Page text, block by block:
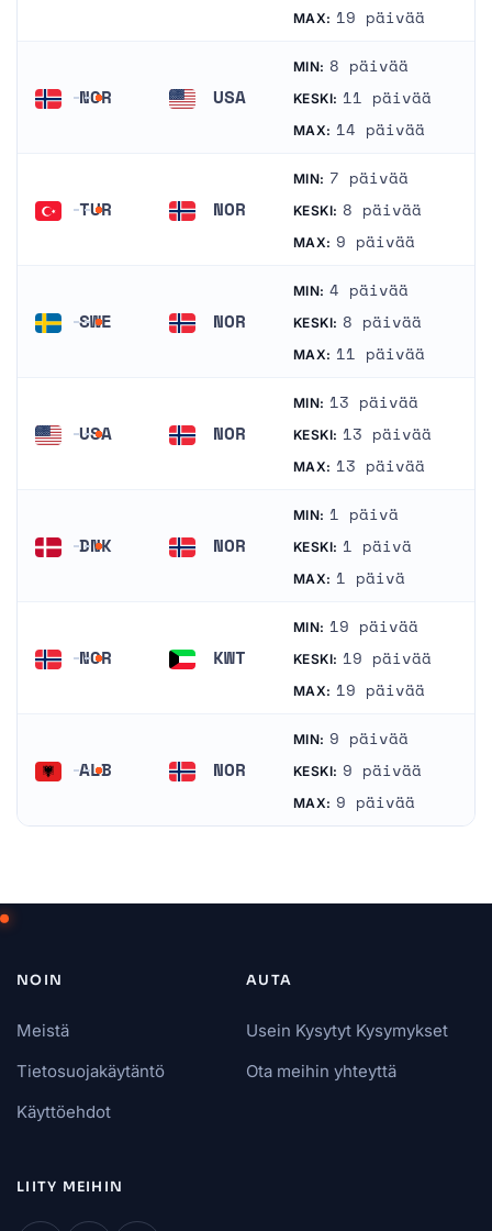
MAX: 19 päivää
NOR USA
MIN: 8 päivää
KESKI: 11 päivää
MAX: 14 päivää
TUR NOR
MIN: 7 päivää
KESKI: 8 päivää
MAX: 9 päivää
SWE NOR
MIN: 4 päivää
KESKI: 8 päivää
MAX: 11 päivää
USA NOR
MIN: 13 päivää
KESKI: 13 päivää
MAX: 13 päivää
DNK NOR
MIN: 1 päivä
KESKI: 1 päivä
MAX: 1 päivä
NOR KWT
MIN: 19 päivää
KESKI: 19 päivää
MAX: 19 päivää
ALB NOR
MIN: 9 päivää
KESKI: 9 päivää
MAX: 9 päivää
NOIN
Meistä
Tietosuojakäytäntö
Käyttöehdot
AUTA
Usein Kysytyt Kysymykset
Ota meihin yhteyttä
LIITY MEIHIN